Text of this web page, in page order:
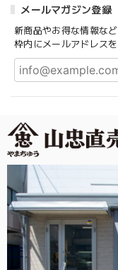
メールマガジン登録
新商品やお得な情報な
枠内にメールアドレス